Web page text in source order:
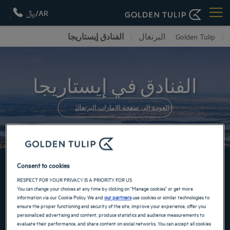
AR/﷼
Golden Tulip البرتغال الفنادق إيستاريجا
الفنادق في إيستاريجا
العودة إلى صفحة الإمارات البرتغال
احجز الآن في فنادقنا GOLDEN TULIPConsent to cookies
RESPECT FOR YOUR PRIVACY IS A PRIORITY FOR US
You can change your choices at any time by clicking on "Manage cookies" or get more
information via our Cookie Policy. We andour partnersuse cookies or similar technologies to
ensure the proper functioning and security of the site, improve your experience, offer you
personalized advertising and content, produce statistics and audience measurements to
evaluate their performance, and share content on social networks. You can accept all cookies